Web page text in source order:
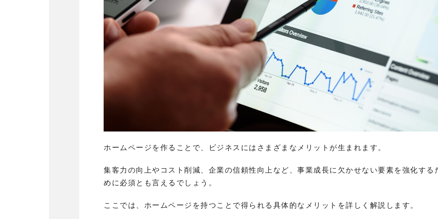
ホームページを作ることで、ビジネスにはさまざまなメリットが生まれます。
集客力の向上やコスト削減、企業の信頼性向上など、事業成長に欠かせない要素を強化する
めに必須とも言えるでしょう。
ここでは、ホームページを持つことで得られる具体的なメリットを詳しく解説します。